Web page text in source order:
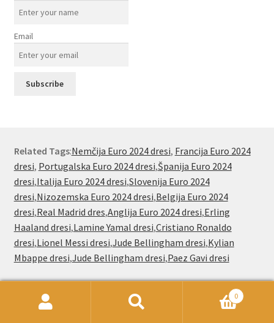
Email
Related Tags:Nemčija Euro 2024 dresi, Francija Euro 2024
dresi, Portugalska Euro 2024 dresi,Španija Euro 2024
dresi,Italija Euro 2024 dresi,Slovenija Euro 2024
dresi,Nizozemska Euro 2024 dresi,Belgija Euro 2024
dresi,Real Madrid dres,Anglija Euro 2024 dresi,Erling
Haaland dresi,Lamine Yamal dresi,Cristiano Ronaldo
dresi,Lionel Messi dresi,Jude Bellingham dresi,Kylian
Mbappe dresi,Jude Bellingham dresi,Paez Gavi dresi
Nogometnionline.com že od leta 2000
0